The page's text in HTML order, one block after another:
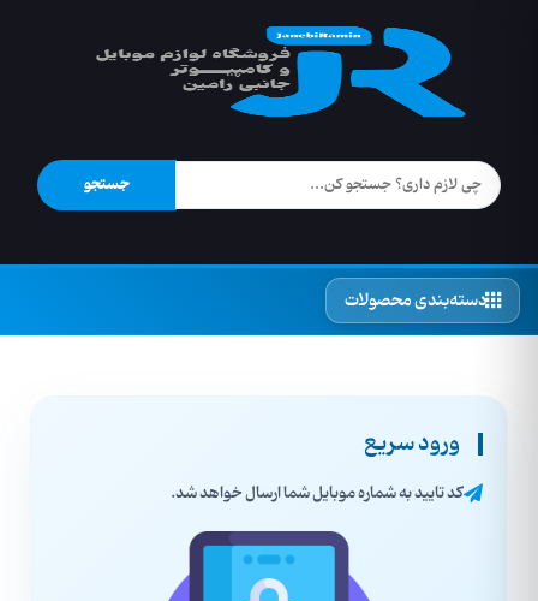
جستجو
دسته‌بندی محصولات
ورود سریع
کد تایید به شماره موبایل شما ارسال خواهد شد.